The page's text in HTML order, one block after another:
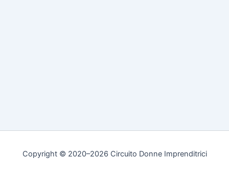
Copyright © 2020–2026 Circuito Donne Imprenditrici